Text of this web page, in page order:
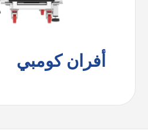
أفران كومبي